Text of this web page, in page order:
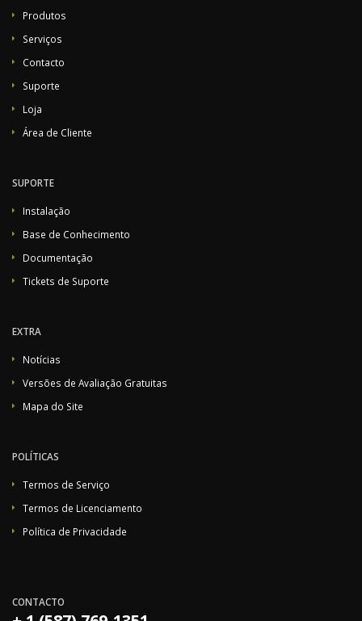
Produtos
Serviços
Contacto
Suporte
Loja
Área de Cliente
SUPORTE
Instalação
Base de Conhecimento
Documentação
Tickets de Suporte
EXTRA
Notícias
Versões de Avaliação Gratuitas
Mapa do Site
POLÍTICAS
Termos de Serviço
Termos de Licenciamento
Política de Privacidade
CONTACTO